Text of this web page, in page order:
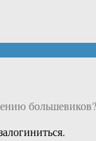
большевиков?